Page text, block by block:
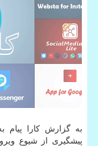
به گزارش کارا پیام
پیشگیری از شیوع